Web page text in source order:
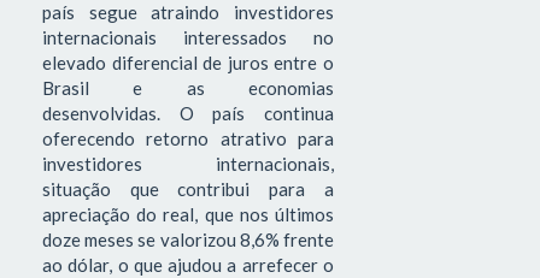
país segue atraindo investidores
internacionais interessados no
elevado diferencial de juros entre o
Brasil e as economias
desenvolvidas. O país continua
oferecendo retorno atrativo para
investidores internacionais,
situação que contribui para a
apreciação do real, que nos últimos
doze meses se valorizou 8,6% frente
ao dólar, o que ajudou a arrefecer o